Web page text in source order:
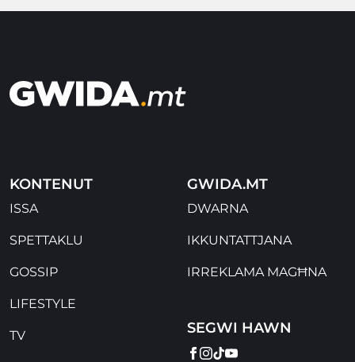
KONTENUT
ISSA
SPETTAKLU
GOSSIP
LIFESTYLE
TV
GWIDA.MT
DWARNA
IKKUNTATTJANA
IRREKLAMA MAGĦNA
SEGWI HAWN
FACEBOOK
INSTAGRAM
TIKTOK
YOUTUBE